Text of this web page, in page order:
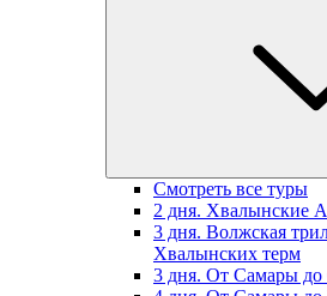
Смотреть все туры
2 дня. Хвалынские
3 дня. Волжская
Хвалынских терм
3 дня. От Самары до